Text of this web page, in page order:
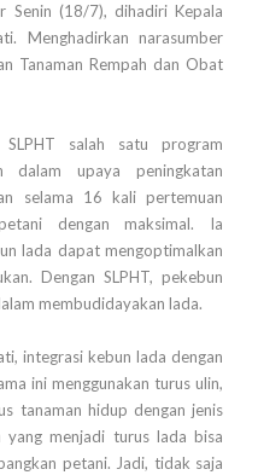
Senin (18/7), dihadiri Kepala
Menghadirkan narasumber
Tanaman Rempah dan Obat
SLPHT salah satu program
dalam upaya peningkatan
selama 16 kali pertemuan
dengan maksimal. Ia
lada dapat mengoptimalkan
Dengan SLPHT, pekebun
membudidayakan lada.
integrasi kebun lada dengan
ini menggunakan turus ulin,
tanaman hidup dengan jenis
menjadi turus lada bisa
petani. Jadi, tidak saja